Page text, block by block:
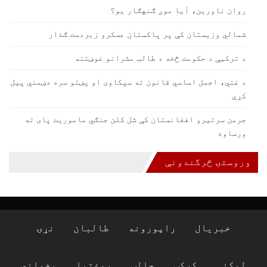
روان ناورين، آيا موږ ګنهګار يو؟
شمالي وزیستان کې پر پاکستان عسکرو زبردست ګذار
د ترکيې د حکومت څخه د طالب مشرانو غوښتنه
د غني، اجمل اساسي قانون ته سپکاوی او پښتو سره دښمني پیل
کړې
جرمن سرتیرو افغانستان کې شل کلن جنګي ماموریت پای ته
ورساوه
وروستۍ څرگندونې
خبریال راپورونه طالبان نړۍ
لیکنې کرکټ جالب روغتیا پخواني